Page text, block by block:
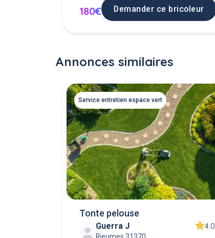
180€ Demander ce bricoleur
Annonces similaires
Service entretien espace vert
Tonte pelouse
Guerra J 4.0